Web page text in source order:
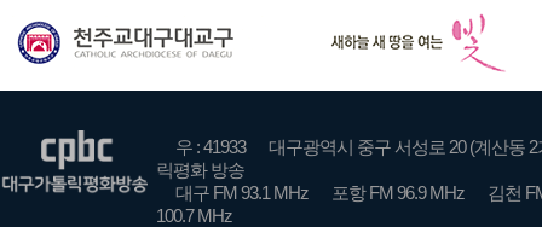
우 : 41933
대구광역시 중구 서성로 20 (계산동 2
릭평화 방송
대구 FM 93.1 MHz
포항 FM 96.9 MHz
김천
100.7 MHz